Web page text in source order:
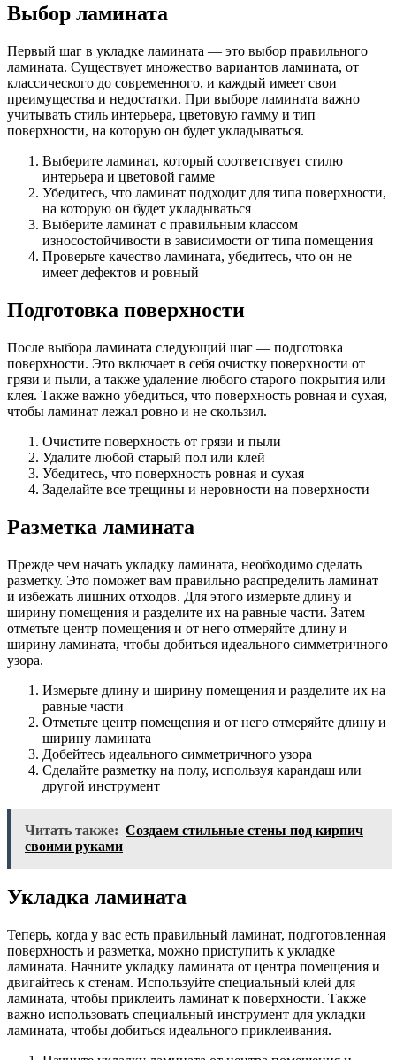
Выбор ламината
Первый шаг в укладке ламината — это выбор правильного
ламината. Существует множество вариантов ламината, от
классического до современного, и каждый имеет свои
преимущества и недостатки. При выборе ламината важно
учитывать стиль интерьера, цветовую гамму и тип
поверхности, на которую он будет укладываться.
Выберите ламинат, который соответствует стилю
интерьера и цветовой гамме
Убедитесь, что ламинат подходит для типа поверхности,
на которую он будет укладываться
Выберите ламинат с правильным классом
износостойчивости в зависимости от типа помещения
Проверьте качество ламината, убедитесь, что он не
имеет дефектов и ровный
Подготовка поверхности
После выбора ламината следующий шаг — подготовка
поверхности. Это включает в себя очистку поверхности от
грязи и пыли, а также удаление любого старого покрытия или
клея. Также важно убедиться, что поверхность ровная и сухая,
чтобы ламинат лежал ровно и не скользил.
Очистите поверхность от грязи и пыли
Удалите любой старый пол или клей
Убедитесь, что поверхность ровная и сухая
Заделайте все трещины и неровности на поверхности
Разметка ламината
Прежде чем начать укладку ламината, необходимо сделать
разметку. Это поможет вам правильно распределить ламинат
и избежать лишних отходов. Для этого измерьте длину и
ширину помещения и разделите их на равные части. Затем
отметьте центр помещения и от него отмеряйте длину и
ширину ламината, чтобы добиться идеального симметричного
узора.
Измерьте длину и ширину помещения и разделите их на
равные части
Отметьте центр помещения и от него отмеряйте длину и
ширину ламината
Добейтесь идеального симметричного узора
Сделайте разметку на полу, используя карандаш или
другой инструмент
Читать также: Создаем стильные стены под кирпич
своими руками
Укладка ламината
Теперь, когда у вас есть правильный ламинат, подготовленная
поверхность и разметка, можно приступить к укладке
ламината. Начните укладку ламината от центра помещения и
двигайтесь к стенам. Используйте специальный клей для
ламината, чтобы приклеить ламинат к поверхности. Также
важно использовать специальный инструмент для укладки
ламината, чтобы добиться идеального приклеивания.